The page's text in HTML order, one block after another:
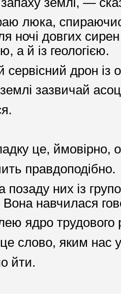
люка,
ночі довгих
а й із геологією.
дрон із
зазвичай
це, ймовірно,
правдоподібно.
позаду них із
навчилася
ядро
яким нас
йти.